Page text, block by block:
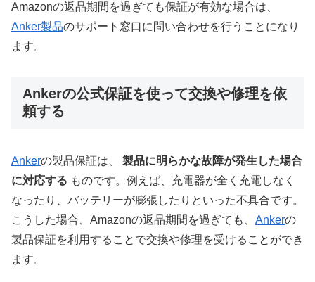
Amazonの返品期間を過ぎても保証が有効な場合は、
Anker製品のサポート窓口に問い合わせを行うことになり
ます。
Ankerの公式保証を使って交換や修理を依
頼する
Ankerの製品保証は、 製品に明らかな故障が発生した場合
に対応する ものです。例えば、充電器が全く充電しなく
なったり、バッテリーが膨張したりといった不具合です。
こうした場合、Amazonの返品期間を過ぎても、 Ankerの
製品保証を利用することで交換や修理を受けることができ
ます。